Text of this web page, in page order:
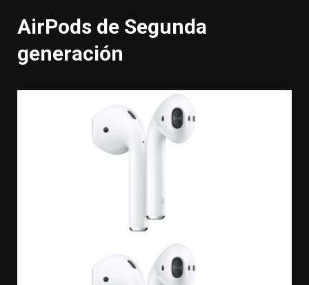
AirPods de Segunda
generación